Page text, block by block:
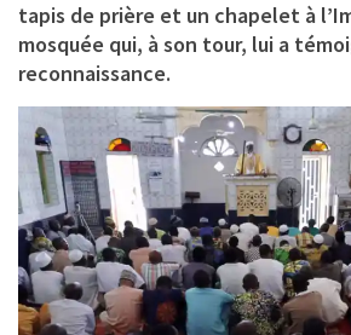
tapis de prière et un chapelet à
mosquée qui, à son tour, lui a
reconnaissance.